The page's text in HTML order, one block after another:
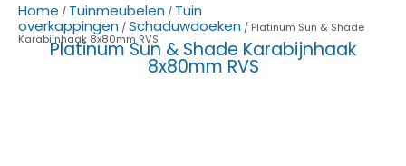
Home / Tuinmeubelen / Tuin
overkappingen /Schaduwdoeken / Platinum Sun & Shade
Karabijnhaak 8x80mm RVS
Platinum Sun & Shade Karabijnhaak
8x80mm RVS